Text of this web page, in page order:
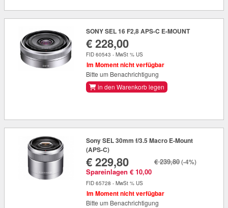
SONY SEL 16 F2,8 APS-C E-MOUNT
€ 228,00
FID 60543 - MwSt % US
Im Moment nicht verfügbar
Bitte um Benachrichtigung
in den Warenkorb legen
Sony SEL 30mm f/3.5 Macro E-Mount
(APS-C)
€ 229,80
Spareinlagen € 10,00
€ 239,80(-4%)
FID 65728 - MwSt % US
Im Moment nicht verfügbar
Bitte um Benachrichtigung